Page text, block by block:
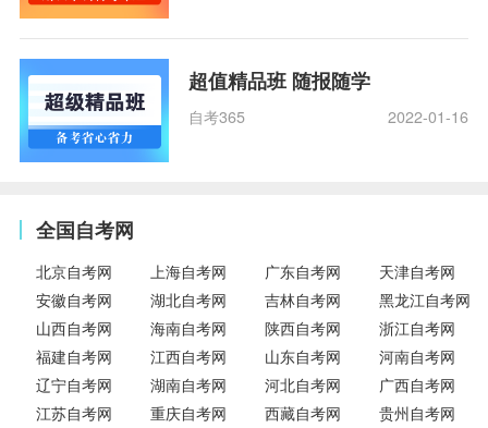
超值精品班 随报随学
自考365 2022-01-16
全国自考网
北京自考网 上海自考网 广东自考网
天津自考网
安徽自考网
湖北自考网 吉林自考网
黑龙江自考网
山西自考网
海南自考网 陕西自考网
浙江自考网
福建自考网
江西自考网 山东自考网
河南自考网
辽宁自考网
湖南自考网 河北自考网
广西自考网
江苏自考网
重庆自考网 西藏自考网 贵州自考网